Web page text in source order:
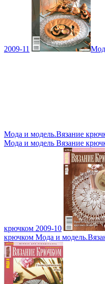
2009-11
Мода и модель.Вязание
Мода и модель Вязание
крючком 2009-10
крючком Мода и